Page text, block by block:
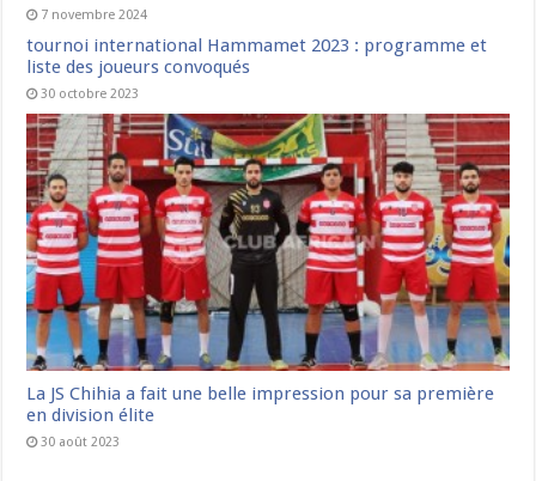
7 novembre 2024
tournoi international Hammamet 2023 : programme et
liste des joueurs convoqués
30 octobre 2023
La JS Chihia a fait une belle impression pour sa première
en division élite
30 août 2023